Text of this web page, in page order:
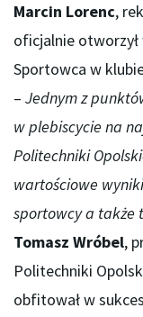
Marcin Lorenc,
oficjalnie otworzył
Sportowca w
– Jednym z
w plebiscycie na
Politechniki
wartościowe
sportowcy a także
Tomasz Wróbel,
Politechniki
obfitował w